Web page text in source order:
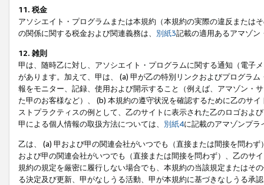
11. 税金
アソシエイト・プログラムまたは本規約（本規約の実際の違反または
の関係に関する税金および関連義務は、 別紙3記載の適用あるアマゾン
12. 雑則
甲は、随時乙に対し、アソシエイト・プログラムに関する通知（電子
があります。加えて、甲は、 (a) 甲が乙の特別リンクおよびプログラ
報をモニター、記録、使用および開示すること（例えば、アマゾン・
た甲のお客様など）、 (b) 本規約の遵守状況を確認するために乙のサ
ストプラクティスの例として、乙のサイトに表示された乙のロゴおよ
甲による個人情報の取扱方法については、 別紙4に記載のアマゾンプ
乙は、 (a) 甲および甲の関連会社がいつでも（直接または間接を問わ
および甲の関連会社がいつでも（直接または間接を問わず）、乙のサ
規約の規定を厳密に履行しない場合でも、本規約の当該規定またはそ
る決定及び更新、甲がなしうる活動、甲が本規約に基づきなしうる承